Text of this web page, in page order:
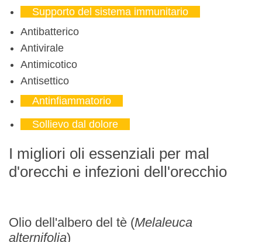
Supporto del sistema immunitario
Antibatterico
Antivirale
Antimicotico
Antisettico
Antinfiammatorio
Sollievo dal dolore
I migliori oli essenziali per mal
d'orecchi e infezioni dell'orecchio
Olio dell'albero del tè (Melaleuca
alternifolia)